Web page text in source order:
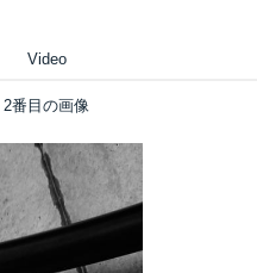
Video
2番目の画像